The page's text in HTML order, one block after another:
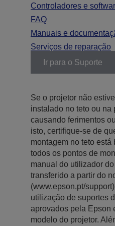
Controladores e
FAQ
Manuais e
Serviços de reparação
Ir para o Suporte
Se o projetor não
instalado no teto ou na
causando ferimentos
isto, certifique-se de
montagem no teto está
todos os pontos de
manual do utilizador
transferido a partir do
(www.epson.pt/
utilização de suportes
aprovados pela Epson
modelo do projetor.